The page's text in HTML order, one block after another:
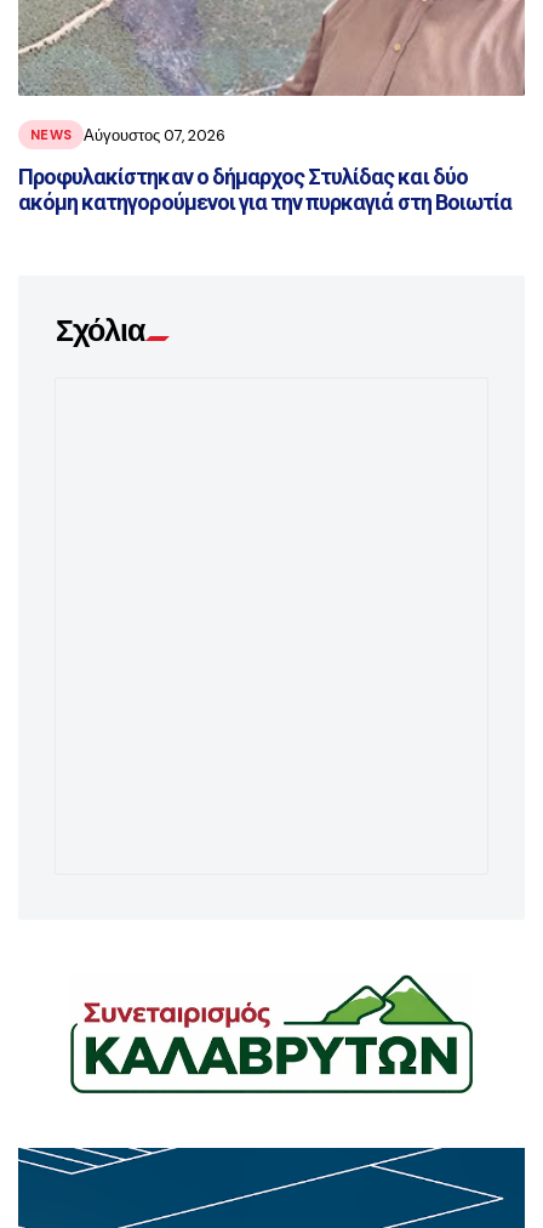
NEWS Αύγουστος 07, 2026
Προφυλακίστηκαν ο δήμαρχος Στυλίδας και δύο
ακόμη κατηγορούμενοι για την πυρκαγιά στη Βοιωτία
Σχόλια